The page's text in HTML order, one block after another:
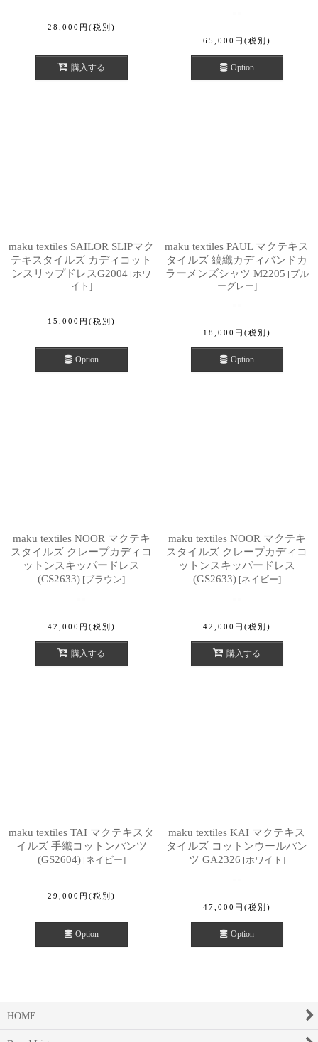
28,000 円 (税別)
購入する
65,000 円 (税別)
Option
maku textiles SAILOR SLIPマク
テキスタイルズ カディコット
ンスリップドレスG2004 [ホワ
イト ]
15,000 円 (税別)
Option
maku textiles PAUL マクテキス
タイルズ 縞織カディバンドカ
ラーメンズシャツ M2205 [ブル
ーグレー]
18,000 円 (税別)
Option
maku textiles NOOR マクテキ
スタイルズ クレープカディコ
ットンスキッパードレス
(CS2633) [ブラウン]
42,000 円 (税別)
購入する
maku textiles NOOR マクテキ
スタイルズ クレープカディコ
ットンスキッパードレス
(GS2633) [ネイビー]
42,000 円 (税別)
購入する
maku textiles TAI マクテキスタ
イルズ 手織コットンパンツ
(GS2604) [ネイビー]
29,000 円 (税別)
Option
maku textiles KAI マクテキス
タイルズ コットンウールパン
ツ GA2326 [ホワイト ]
47,000 円 (税別)
Option
HOME